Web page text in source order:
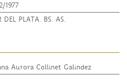
1977
DEL PLATA. BS. AS.
Aurora Collinet Galindez